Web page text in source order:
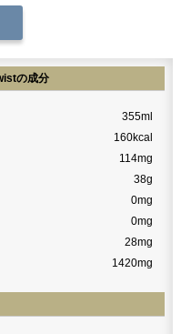
の成分
355ml
160kcal
114mg
38g
0mg
0mg
28mg
1420mg